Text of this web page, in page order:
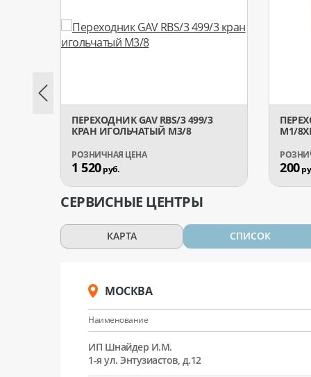
ПЕРЕХОДНИК GAV RBS/3 499/3
КРАН ИГОЛЬЧАТЫЙ М3/8
1 520руб.
М1/
200
СЕРВИСНЫЕ ЦЕНТРЫ
КАРТА СПИСОК
МОСКВА
Наименование
ИП Шнайдер И.М.
1-я ул. Энтузиастов, д.12